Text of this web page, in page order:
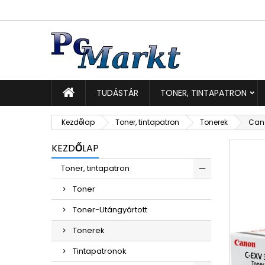
TUDÁSTÁR TONER, TINTAPATRON
Kezdőlap Toner, tintapatron Tonerek
KEZDŐLAP
Toner, tintapatron
Toner
Toner-Utángyártott
Tonerek
Tintapatronok